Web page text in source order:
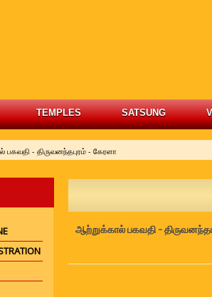
TEMPLES SATSUNG
பகவதி - திருவனந்தபுரம் - கேரளா
ஆற்றுக்கால் பகவதி -